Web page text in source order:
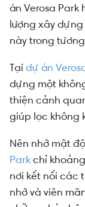
án Verosa
lượng xây
này trong
Tại dự án
dựng một
thiện cảnh
giúp lọc không
Nên nhớ mật
Parkchỉ
nơi kết nối các
nhớ và viên